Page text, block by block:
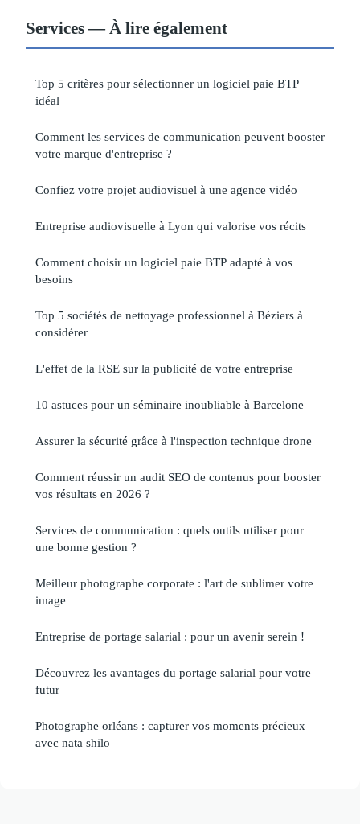
Services — À lire également
Top 5 critères pour sélectionner un logiciel paie BTP
idéal
Comment les services de communication peuvent booster
votre marque d'entreprise ?
Confiez votre projet audiovisuel à une agence vidéo
Entreprise audiovisuelle à Lyon qui valorise vos récits
Comment choisir un logiciel paie BTP adapté à vos
besoins
Top 5 sociétés de nettoyage professionnel à Béziers à
considérer
L'effet de la RSE sur la publicité de votre entreprise
10 astuces pour un séminaire inoubliable à Barcelone
Assurer la sécurité grâce à l'inspection technique drone
Comment réussir un audit SEO de contenus pour booster
vos résultats en 2026 ?
Services de communication : quels outils utiliser pour
une bonne gestion ?
Meilleur photographe corporate : l'art de sublimer votre
image
Entreprise de portage salarial : pour un avenir serein !
Découvrez les avantages du portage salarial pour votre
futur
Photographe orléans : capturer vos moments précieux
avec nata shilo